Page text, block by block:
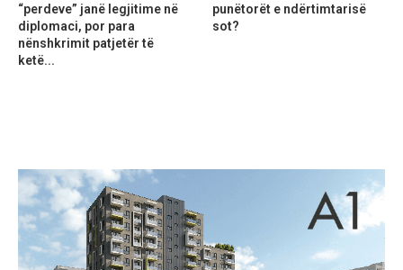
“perdeve” janë legjitime në
diplomaci, por para
nënshkrimit patjetër të
ketë...
punëtorët e ndërtimtarisë
sot?